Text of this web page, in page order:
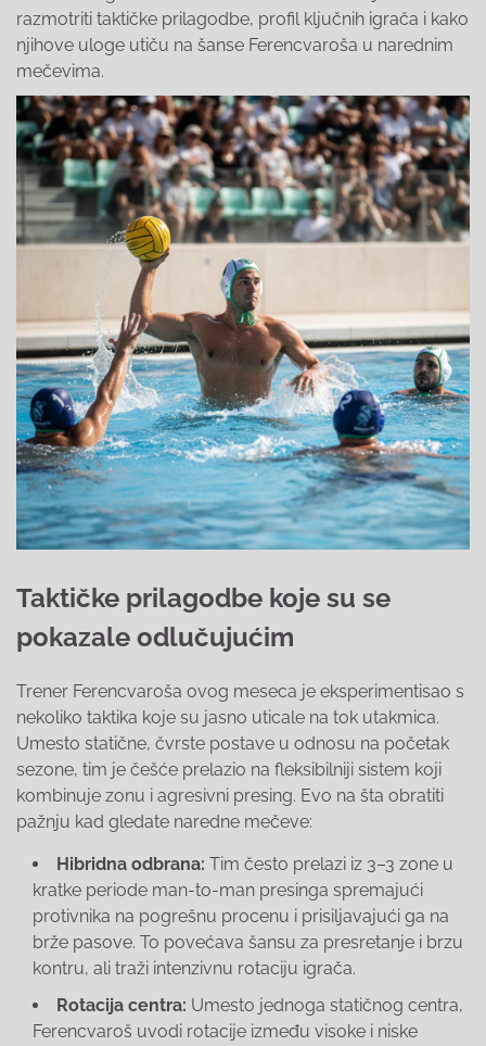
razmotriti taktičke prilagodbe, profil ključnih igrača i kako
njihove uloge utiču na šanse Ferencvaroša u narednim
mečevima.
Taktičke prilagodbe koje su se
pokazale odlučujućim
Trener Ferencvaroša ovog meseca je eksperimentisao s
nekoliko taktika koje su jasno uticale na tok utakmica.
Umesto statične, čvrste postave u odnosu na početak
sezone, tim je češće prelazio na fleksibilniji sistem koji
kombinuje zonu i agresivni presing. Evo na šta obratiti
pažnju kad gledate naredne mečeve:
Hibridna odbrana: Tim često prelazi iz 3–3 zone u
kratke periode man-to-man presinga spremajući
protivnika na pogrešnu procenu i prisiljavajući ga na
brže pasove. To povećava šansu za presretanje i brzu
kontru, ali traži intenzivnu rotaciju igrača.
Rotacija centra: Umesto jednoga statičnog centra,
Ferencvaroš uvodi rotacije između visoke i niske